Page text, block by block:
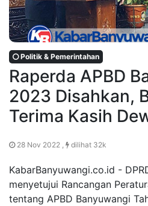
Politik & Pemerintahan
Raperda APBD
2023 Disahkan,
Terima Kasih
28 Nov 2022 , dilihat 32k
KabarBanyuwangi.co.id -
menyetujui Rancangan
tentang APBD Banyuwangi